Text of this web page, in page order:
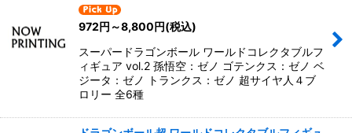
972円 ～8,800円(税込)
スーパードラゴンボール ワールドコレクタブルフ
ィギュア vol.2 孫悟空：ゼノ ゴテンクス：ゼノ ベ
ジータ：ゼノ トランクス：ゼノ 超サイヤ人４ブ
ロリー 全6種